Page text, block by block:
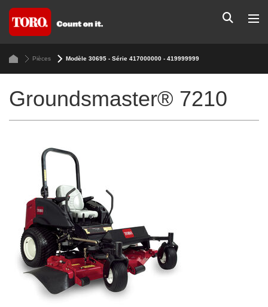
Pièces Modèle 30695 - Série 417000000 - 419999999
Groundsmaster® 7210